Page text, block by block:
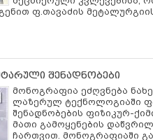
ფ.თავაძის
შენადნობები
მონოგრაფია ეძღვნება
ლაზერულ ტექნოლოგიაში
შენადნობების ფიზიკურ-
მათი გამოყენების
ჩართვით. მონოგრაფიაში